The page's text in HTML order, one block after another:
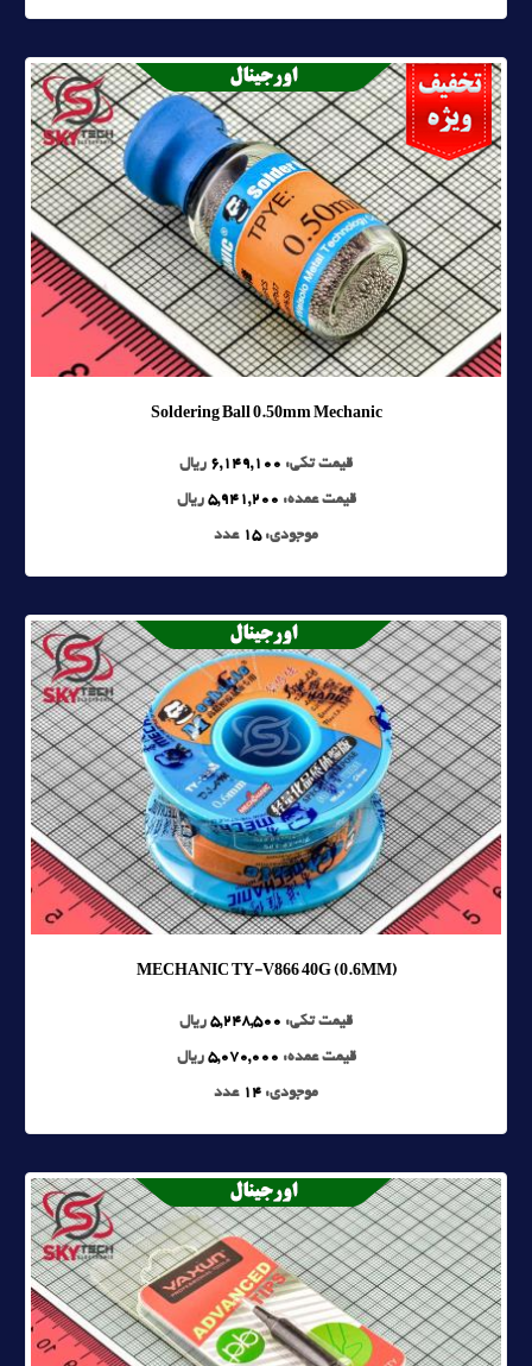
Soldering Ball 0.50mm Mechanic
قیمت تکی: 6,149,100 ریال
قیمت عمده: 5,941,200 ریال
موجودی:15 عدد
MECHANIC TY-V866 40G (0.6MM)
قیمت تکی: 5,248,500 ریال
قیمت عمده: 5,070,000 ریال
موجودی: 14 عدد